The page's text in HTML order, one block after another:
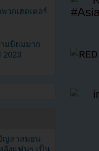
วกเฮดเตอร์
มนิยมมาก
2023
ญหาหมอน